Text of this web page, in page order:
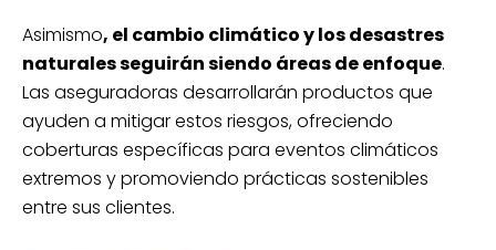
Asimismo, el cambio climático y los desastres
naturales seguirán siendo áreas de enfoque.
Las aseguradoras desarrollarán productos que
ayuden a mitigar estos riesgos, ofreciendo
coberturas específicas para eventos climáticos
extremos y promoviendo prácticas sostenibles
entre sus clientes.